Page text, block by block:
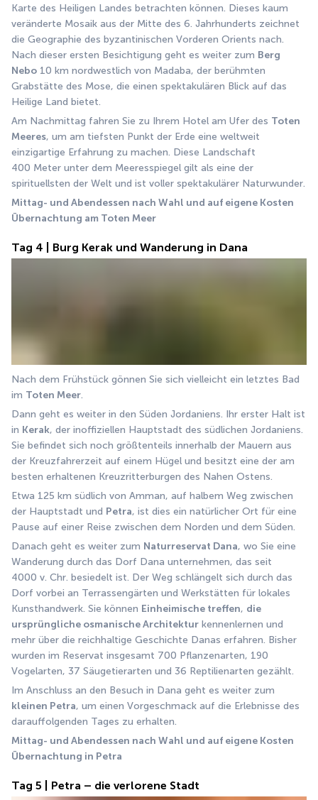
Karte des Heiligen Landes betrachten können. Dieses kaum
veränderte Mosaik aus der Mitte des 6. Jahrhunderts zeichnet
die Geographie des byzantinischen Vorderen Orients nach.
Nach dieser ersten Besichtigung geht es weiter zum Berg
Nebo 10 km nordwestlich von Madaba, der berühmten
Grabstätte des Mose, die einen spektakulären Blick auf das
Heilige Land bietet.
Am Nachmittag fahren Sie zu Ihrem Hotel am Ufer des Toten
Meeres, um am tiefsten Punkt der Erde eine weltweit
einzigartige Erfahrung zu machen. Diese Landschaft
400 Meter unter dem Meeresspiegel gilt als eine der
spirituellsten der Welt und ist voller spektakulärer Naturwunder.
Mittag- und Abendessen nach Wahl und auf eigene Kosten
Übernachtung am Toten Meer
Tag 4 | Burg Kerak und Wanderung in Dana
Nach dem Frühstück gönnen Sie sich vielleicht ein letztes Bad
im Toten Meer.
Dann geht es weiter in den Süden Jordaniens. Ihr erster Halt ist
in Kerak, der inoffiziellen Hauptstadt des südlichen Jordaniens.
Sie befindet sich noch größtenteils innerhalb der Mauern aus
der Kreuzfahrerzeit auf einem Hügel und besitzt eine der am
besten erhaltenen Kreuzritterburgen des Nahen Ostens.
Etwa 125 km südlich von Amman, auf halbem Weg zwischen
der Hauptstadt und Petra, ist dies ein natürlicher Ort für eine
Pause auf einer Reise zwischen dem Norden und dem Süden.
Danach geht es weiter zum Naturreservat Dana, wo Sie eine
Wanderung durch das Dorf Dana unternehmen, das seit
4000 v. Chr. besiedelt ist. Der Weg schlängelt sich durch das
Dorf vorbei an Terrassengärten und Werkstätten für lokales
Kunsthandwerk. Sie können Einheimische treffen, die
ursprüngliche osmanische Architektur kennenlernen und
mehr über die reichhaltige Geschichte Danas erfahren. Bisher
wurden im Reservat insgesamt 700 Pflanzenarten, 190
Vogelarten, 37 Säugetierarten und 36 Reptilienarten gezählt.
kleinen Petra, um einen Vorgeschmack auf die Erlebnisse des
darauffolgenden Tages zu erhalten.
Mittag- und Abendessen nach Wahl und auf eigene Kosten
Übernachtung in Petra
Tag 5 | Petra – die verlorene Stadt